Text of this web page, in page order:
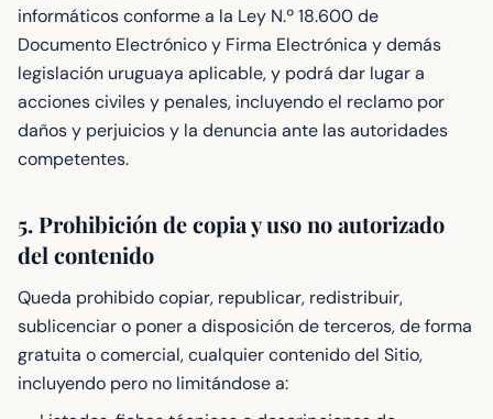
informáticos conforme a la Ley N.º 18.600 de
Documento Electrónico y Firma Electrónica y demás
legislación uruguaya aplicable, y podrá dar lugar a
acciones civiles y penales, incluyendo el reclamo por
daños y perjuicios y la denuncia ante las autoridades
competentes.
5. Prohibición de copia y uso no autorizado
del contenido
Queda prohibido copiar, republicar, redistribuir,
sublicenciar o poner a disposición de terceros, de forma
gratuita o comercial, cualquier contenido del Sitio,
incluyendo pero no limitándose a: